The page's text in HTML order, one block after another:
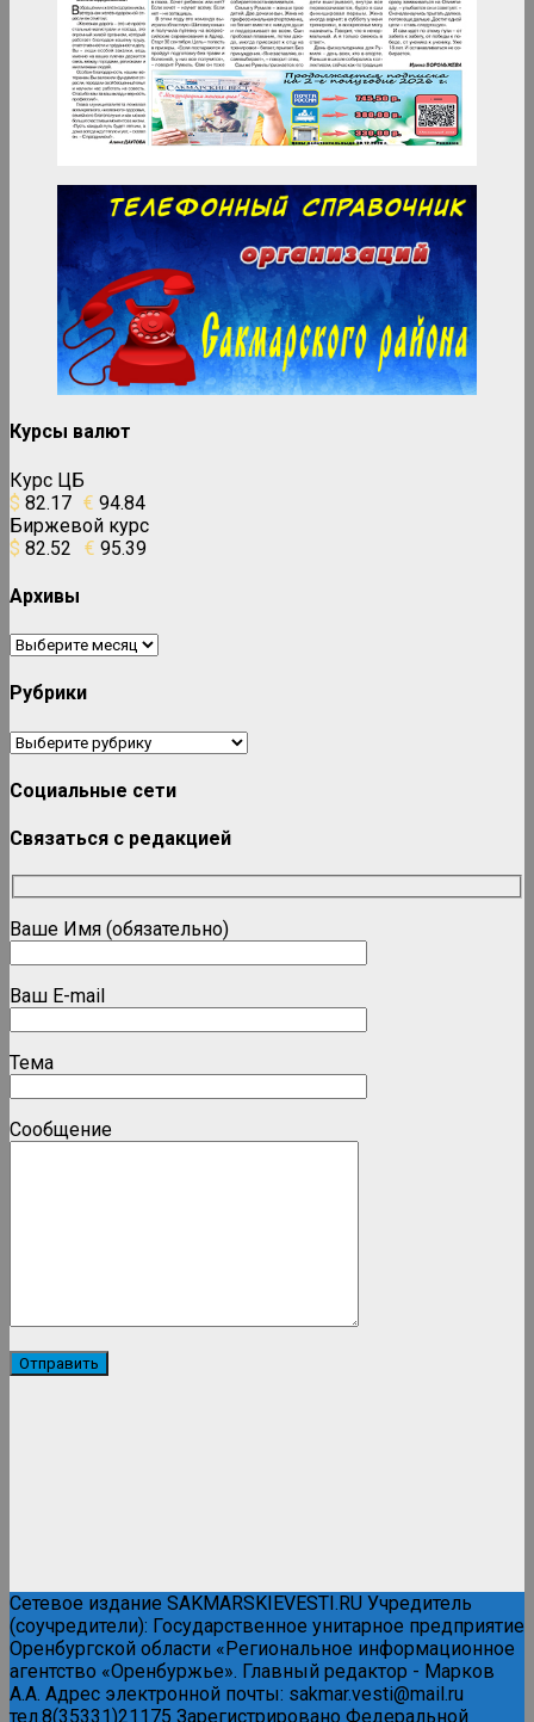
Курсы валют
Курс ЦБ
$ 82.17 € 94.84
Биржевой курс
$ 82.52 € 95.39
Архивы
Архивы
Рубрики
Рубрики
Социальные сети
Связаться с редакцией
Ваше Имя (обязательно)
Ваш E-mail
Тема
Сообщение
Сетевое издание SAKMARSKIEVESTI.RU Учредитель
(соучредители): Государственное унитарное предприятие
Оренбургской области «Региональное информационное
агентство «Оренбуржье». Главный редактор - Марков
А.А. Адрес электронной почты: sakmar.vesti@mail.ru
тел.8(35331)21175 Зарегистрировано Федеральной